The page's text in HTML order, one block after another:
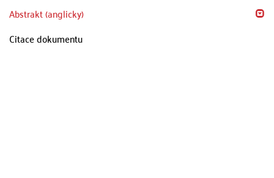
Abstrakt (anglicky)
Citace dokumentu